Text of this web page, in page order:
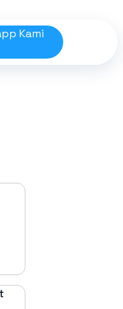
Kami